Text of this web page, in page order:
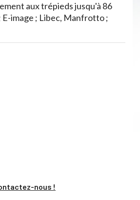
aux trépieds jusqu'à 86
E-image ; Libec, Manfrotto ;
nous !